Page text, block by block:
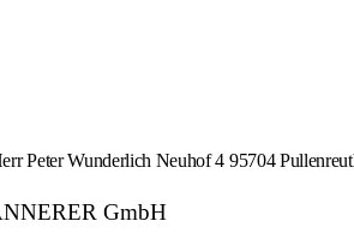
Peter Wunderlich Neuhof 4 95704
GmbH